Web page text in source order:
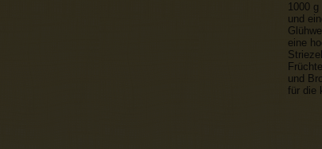
1000
und
eine
und
für die